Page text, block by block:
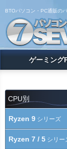
BTOパソコン・PC通販の
ゲーミング
CPU別
Ryzen 9 シリーズ
Ryzen 7 / 5 シリー